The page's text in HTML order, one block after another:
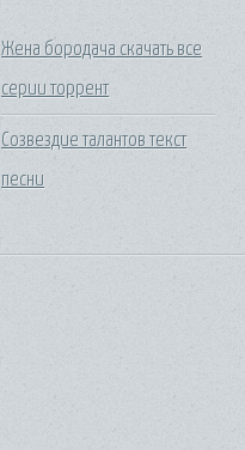
Жена бородача скачать все
серии торрент
Созвездие талантов текст
песни